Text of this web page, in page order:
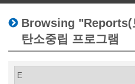
Browsing "Reports(
탄소중립 프로그램